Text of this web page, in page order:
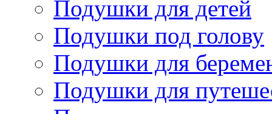
Подушки для детей
Подушки под голову
Подушки для
Подушки для